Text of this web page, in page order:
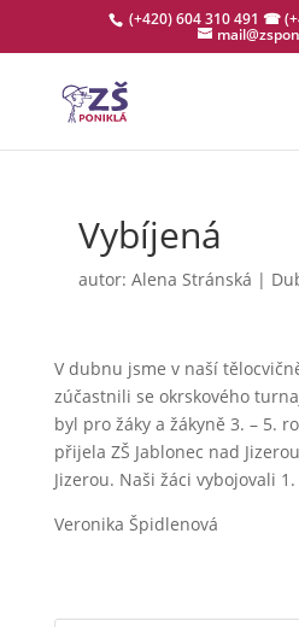
(+420) 604 310 491 ☎
Vybíjená
autor: Alena Stránská |
V dubnu jsme v naší
zúčastnili se okrskového
byl pro žáky a žákyně 3. – 5.
přijela ZŠ Jablonec nad
Jizerou. Naši žáci vybojovali
Veronika Špidlenová